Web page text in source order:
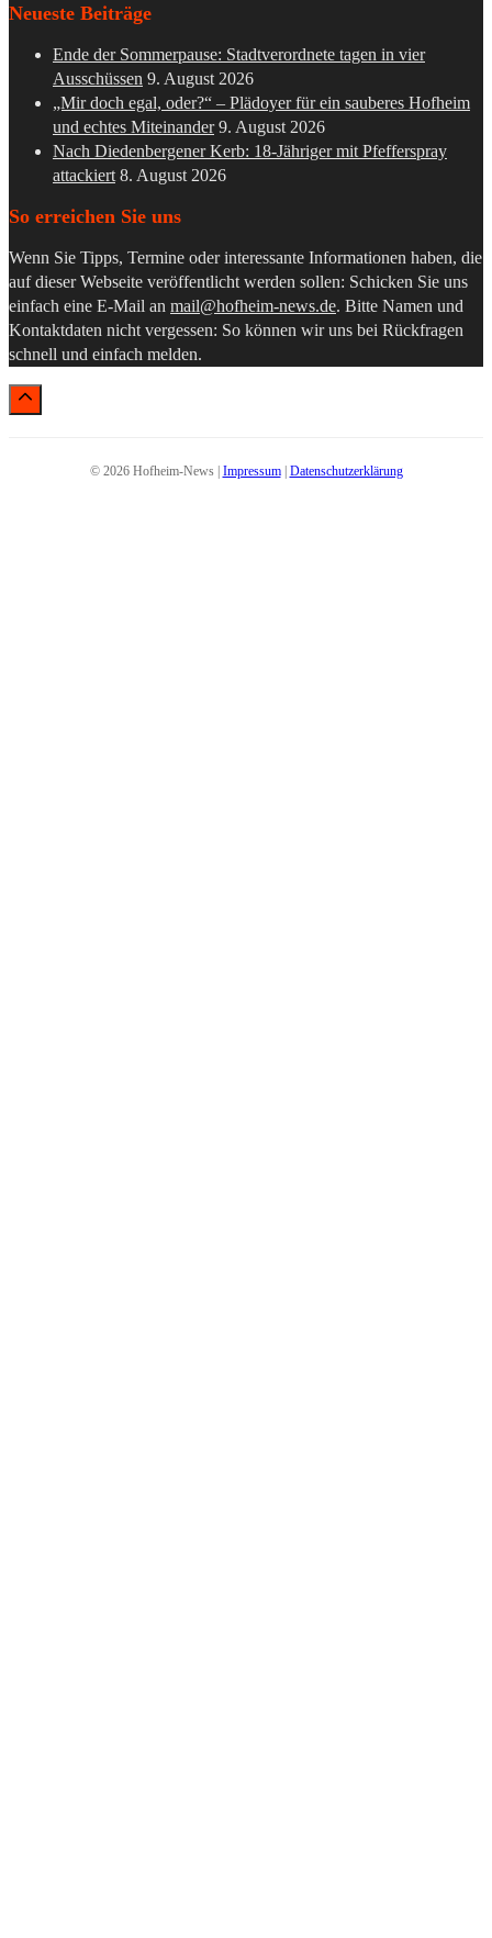
Neueste Beiträge
Ende der Sommerpause: Stadtverordnete tagen in vier
Ausschüssen 9. August 2026
„Mir doch egal, oder?“ – Plädoyer für ein sauberes Hofheim
und echtes Miteinander 9. August 2026
Nach Diedenbergener Kerb: 18-Jähriger mit Pfefferspray
attackiert 8. August 2026
So erreichen Sie uns
Wenn Sie Tipps, Termine oder interessante Informationen haben, die
auf dieser Webseite veröffentlicht werden sollen: Schicken Sie uns
einfach eine E-Mail an mail@hofheim-news.de. Bitte Namen und
Kontaktdaten nicht vergessen: So können wir uns bei Rückfragen
schnell und einfach melden.
© 2026 Hofheim-News | Impressum| Datenschutzerklärung